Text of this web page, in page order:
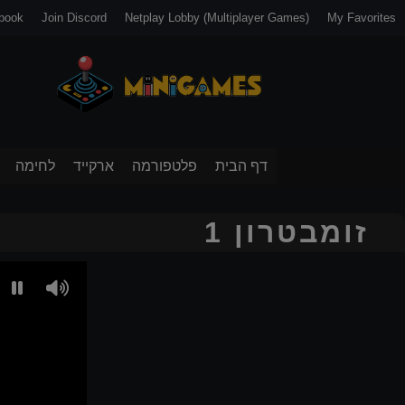
My Favorites
Netplay Lobby (Multiplayer Games)
Join Discord
דף הבית פלטפורמה ארקייד לחימה
זומבטרון 1